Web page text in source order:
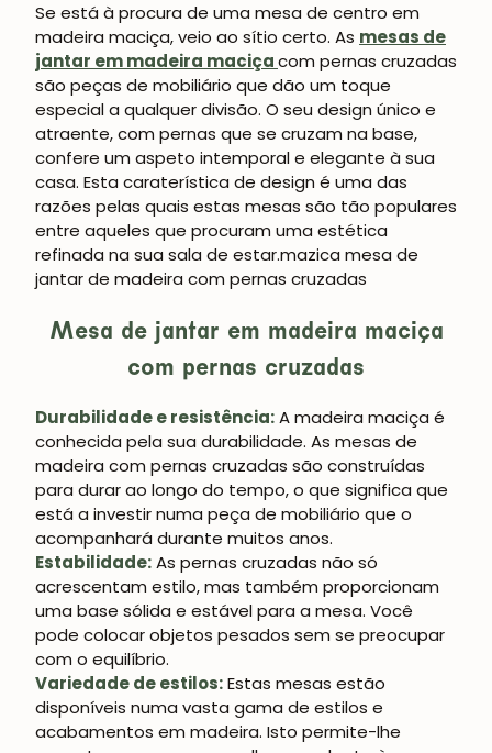
Se está à procura de uma mesa de centro em
madeira maciça, veio ao sítio certo. As mesas de
jantar em madeira maciçacom pernas cruzadas
são peças de mobiliário que dão um toque
especial a qualquer divisão. O seu design único e
atraente, com pernas que se cruzam na base,
confere um aspeto intemporal e elegante à sua
casa. Esta caraterística de design é uma das
razões pelas quais estas mesas são tão populares
entre aqueles que procuram uma estética
refinada na sua sala de estar.mazica mesa de
jantar de madeira com pernas cruzadas
Mesa de jantar em madeira maciça
com pernas cruzadas
Durabilidade e resistência:A madeira maciça é
conhecida pela sua durabilidade. As mesas de
madeira com pernas cruzadas são construídas
para durar ao longo do tempo, o que significa que
está a investir numa peça de mobiliário que o
acompanhará durante muitos anos.
Estabilidade:As pernas cruzadas não só
acrescentam estilo, mas também proporcionam
uma base sólida e estável para a mesa. Você
pode colocar objetos pesados sem se preocupar
com o equilíbrio.
Variedade de estilos:Estas mesas estão
disponíveis numa vasta gama de estilos e
acabamentos em madeira. Isto permite-lhe